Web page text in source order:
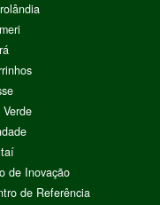
de Inovação
de Referência